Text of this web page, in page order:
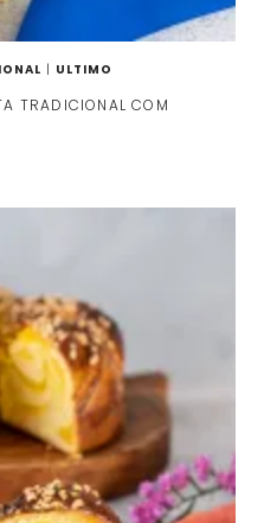
| ULTIMO
TRADICIONAL COM